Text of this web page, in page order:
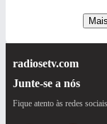
radiosetv.com
Junte-se a nós
Fique atento às redes sociais